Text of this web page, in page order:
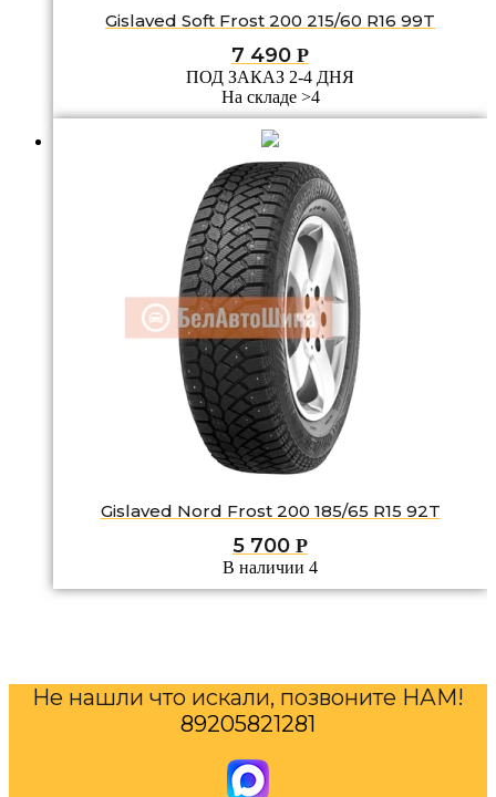
Gislaved Soft Frost 200 215/60 R16 99T
7 490 Р
ПОД ЗАКАЗ 2-4 ДНЯ
На складе >4
Gislaved Nord Frost 200 185/65 R15 92T
5 700 Р
В наличии 4
Не нашли что искали, позвоните НАМ!
89205821281